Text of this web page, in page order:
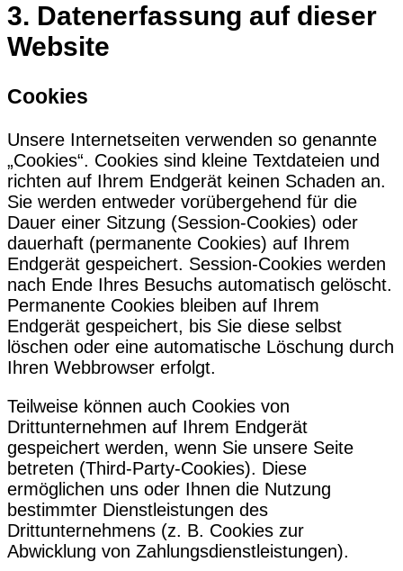
3. Datenerfassung auf dieser
Website
Cookies
Unsere Internetseiten verwenden so genannte
„Cookies“. Cookies sind kleine Textdateien und
richten auf Ihrem Endgerät keinen Schaden an.
Sie werden entweder vorübergehend für die
Dauer einer Sitzung (Session-Cookies) oder
dauerhaft (permanente Cookies) auf Ihrem
Endgerät gespeichert. Session-Cookies werden
nach Ende Ihres Besuchs automatisch gelöscht.
Permanente Cookies bleiben auf Ihrem
Endgerät gespeichert, bis Sie diese selbst
löschen oder eine automatische Löschung durch
Ihren Webbrowser erfolgt.
Teilweise können auch Cookies von
Drittunternehmen auf Ihrem Endgerät
gespeichert werden, wenn Sie unsere Seite
betreten (Third-Party-Cookies). Diese
ermöglichen uns oder Ihnen die Nutzung
bestimmter Dienstleistungen des
Drittunternehmens (z. B. Cookies zur
Abwicklung von Zahlungsdienstleistungen).